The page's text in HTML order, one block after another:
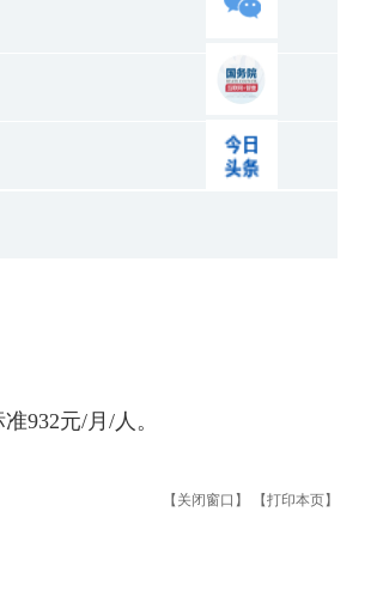
932元/月/人。
【关闭窗口】 【打印本页】